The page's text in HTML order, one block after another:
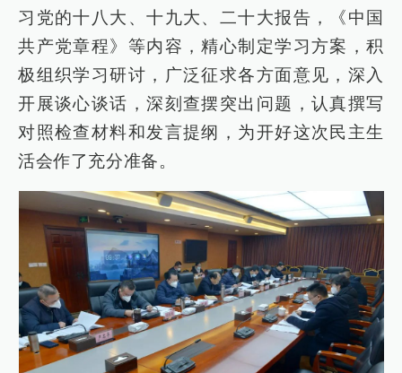
习党的十八大、十九大、二十大报告，《中国
共产党章程》等内容，精心制定学习方案，积
极组织学习研讨，广泛征求各方面意见，深入
开展谈心谈话，深刻查摆突出问题，认真撰写
对照检查材料和发言提纲，为开好这次民主生
活会作了充分准备。